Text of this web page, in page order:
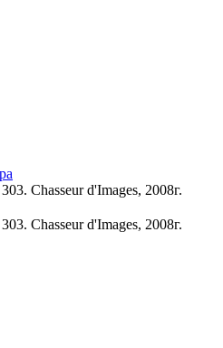
Chasseur d'Images, 2008г.
Chasseur d'Images, 2008г.